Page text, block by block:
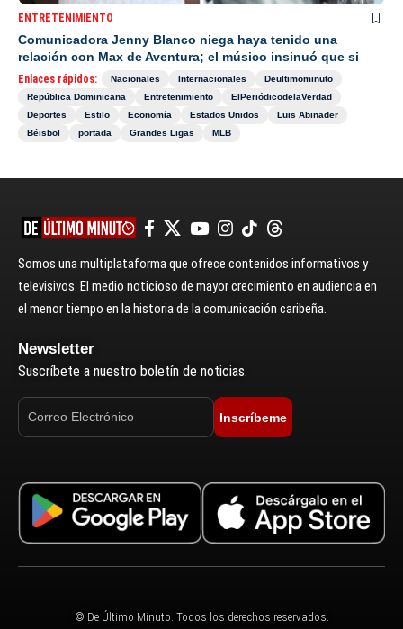
ENTRETENIMIENTO
Comunicadora Jenny Blanco niega haya tenido una
relación con Max de Aventura; el músico insinuó que si
Enlaces rápidos: Nacionales Internacionales
Deultimominuto
República Dominicana
Entretenimiento
ElPeriódicodelaVerdad
Deportes
Estilo Economía Estados Unidos
Luis Abinader
Béisbol
portada Grandes Ligas MLB
Somos una multiplataforma que ofrece contenidos informativos y
televisivos. El medio noticioso de mayor crecimiento en audiencia en
el menor tiempo en la historia de la comunicación caribeña.
Newsletter
Suscríbete a nuestro boletín de noticias.
Inscríbeme
© De Último Minuto. Todos los derechos reservados.